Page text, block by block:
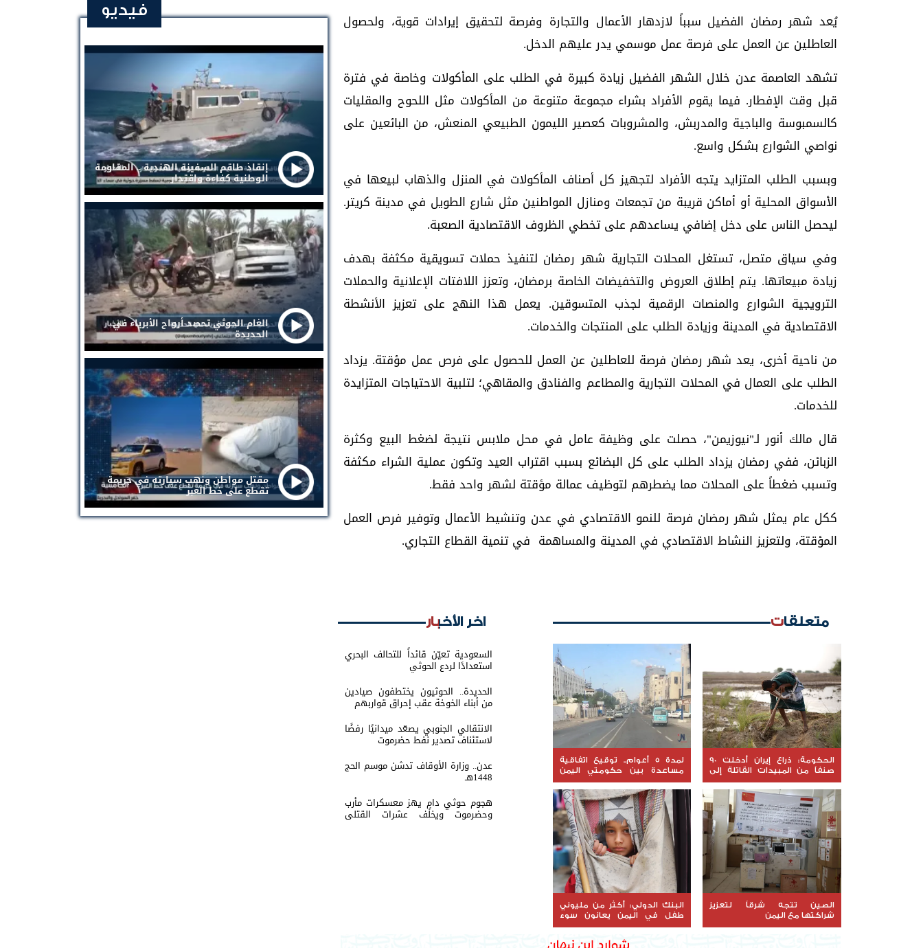
يُعد شهر رمضان الفضيل سبباً لازدهار الأعمال والتجارة وفرصة لتحقيق إيرادات قوية، ولحصول
العاطلين عن العمل على فرصة عمل موسمي يدر عليهم الدخل.
تشهد العاصمة عدن خلال الشهر الفضيل زيادة كبيرة في الطلب على المأكولات وخاصة في فترة
قبل وقت الإفطار. فيما يقوم الأفراد بشراء مجموعة متنوعة من المأكولات مثل اللحوح والمقليات
كالسمبوسة والباجية والمدربش، والمشروبات كعصير الليمون الطبيعي المنعش، من البائعين على
نواصي الشوارع بشكل واسع.
وبسبب الطلب المتزايد يتجه الأفراد لتجهيز كل أصناف المأكولات في المنزل والذهاب لبيعها في
الأسواق المحلية أو أماكن قريبة من تجمعات ومنازل المواطنين مثل شارع الطويل في مدينة كريتر.
ليحصل الناس على دخل إضافي يساعدهم على تخطي الظروف الاقتصادية الصعبة.
وفي سياق متصل، تستغل المحلات التجارية شهر رمضان لتنفيذ حملات تسويقية مكثفة بهدف
زيادة مبيعاتها. يتم إطلاق العروض والتخفيضات الخاصة برمضان، وتعزز اللافتات الإعلانية والحملات
الترويجية الشوارع والمنصات الرقمية لجذب المتسوقين. يعمل هذا النهج على تعزيز الأنشطة
الاقتصادية في المدينة وزيادة الطلب على المنتجات والخدمات.
من ناحية أخرى، يعد شهر رمضان فرصة للعاطلين عن العمل للحصول على فرص عمل مؤقتة. يزداد
الطلب على العمال في المحلات التجارية والمطاعم والفنادق والمقاهي؛ لتلبية الاحتياجات المتزايدة
للخدمات.
قال مالك أنور لـ"نيوزيمن"، حصلت على وظيفة عامل في محل ملابس نتيجة لضغط البيع وكثرة
الزبائن، ففي رمضان يزداد الطلب على كل البضائع بسبب اقتراب العيد وتكون عملية الشراء مكثفة
وتسبب ضغطاً على المحلات مما يضطرهم لتوظيف عمالة مؤقتة لشهر واحد فقط.
ككل عام يمثل شهر رمضان فرصة للنمو الاقتصادي في عدن وتنشيط الأعمال وتوفير فرص العمل
المؤقتة، ولتعزيز النشاط الاقتصادي في المدينة والمساهمة في تنمية القطاع التجاري.
متعلقات
الحكومة: ذراع إيران أدخلت 90
صنفاً من المبيدات القاتلة إلى
لمدة 5 أعوام.. توقيع اتفاقية
مساعدة بين حكومتي اليمن
الصين تتجه شرقاً لتعزيز
شراكتها مع اليمن
البنك الدولي: أكثر من مليوني
طفل في اليمن يعانون سوء
التغذية الحاد
اخر الأخبار
السعودية تعيّن قائداً للتحالف البحري
استعدادًا لردع الحوثي
الحديدة.. الحوثيون يختطفون صيادين
من أبناء الخوخة عقب إحراق قواربهم
الانتقالي الجنوبي يصعّد ميدانيًا رفضًا
لاستئناف تصدير نفط حضرموت
عدن.. وزارة الأوقاف تدشن موسم الحج
1448هـ
هجوم حوثي دامٍ يهز معسكرات مأرب
وحضرموت ويخلف عشرات القتلى
فيديو
إنقاذ طاقم السفينة الهندية .. المقاومة
الوطنية كفاءة واقتدار
الغام الحوثي تحصد أرواح الأبرياء في
الحديدة
مقتل مواطن ونهب سيارته في جريمة
تقطع على خط العبر